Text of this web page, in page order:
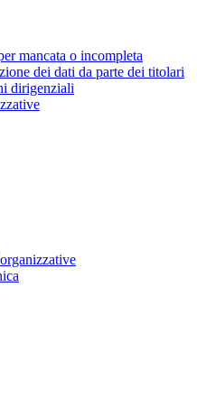
mancata o incompleta
dei dati da parte dei titolari
dirigenziali